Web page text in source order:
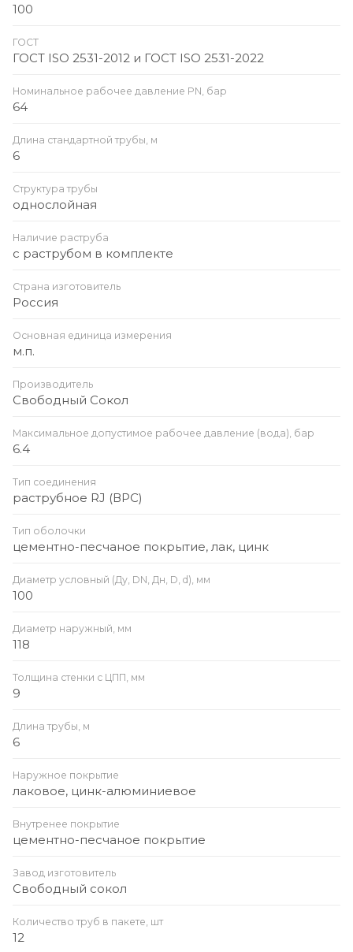
100
ГОСТ
ГОСТ ISO 2531-2012 и ГОСТ ISO 2531-2022
Номинальное рабочее давление PN, бар
64
Длина стандартной трубы, м
6
Структура трубы
однослойная
Наличие раструба
с раструбом в комплекте
Страна изготовитель
Россия
Основная единица измерения
м.п.
Производитель
Свободный Сокол
Максимальное допустимое рабочее давление (вода), бар
6.4
Тип соединения
раструбное RJ (ВРС)
Тип оболочки
цементно-песчаное покрытие, лак, цинк
Диаметр условный (Ду, DN, Дн, D, d), мм
100
Диаметр наружный, мм
118
Толщина стенки с ЦПП, мм
9
Длина трубы, м
6
Наружное покрытие
лаковое, цинк-алюминиевое
Внутренее покрытие
цементно-песчаное покрытие
Завод изготовитель
Свободный сокол
Количество труб в пакете, шт
12